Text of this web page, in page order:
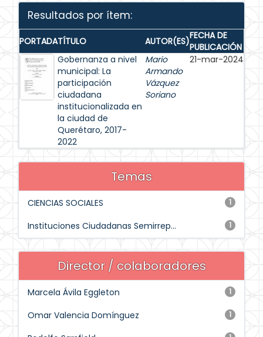
Resultados por ítem:
PORTADATÍTULO AUTOR(ES)FECHA DE
PUBLICACIÓN
Gobernanza a nivel
municipal: La
participación
ciudadana
institucionalizada en
la ciudad de
Querétaro, 2017-
2022
Mario
Armando
Vázquez
Soriano
21-mar-2024
Temas
1
CIENCIAS SOCIALES
1
Instituciones Ciudadanas Semirrep...
Director / colaboradores
1
Marcela Ávila Eggleton
1
Omar Valencia Domínguez